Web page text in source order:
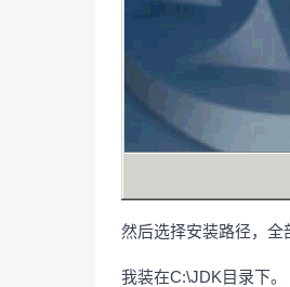
然后选择安装路径，全
我装在C:\JDK目录下。